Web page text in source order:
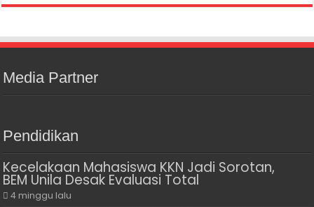
Media Partner
Pendidikan
Kecelakaan Mahasiswa KKN Jadi Sorotan,
BEM Unila Desak Evaluasi Total
4 minggu lalu